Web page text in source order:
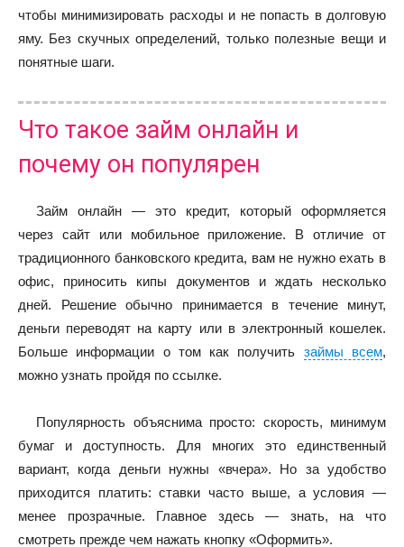
чтобы минимизировать расходы и не попасть в долговую
яму. Без скучных определений, только полезные вещи и
понятные шаги.
Что такое займ онлайн и
почему он популярен
Займ онлайн — это кредит, который оформляется
через сайт или мобильное приложение. В отличие от
традиционного банковского кредита, вам не нужно ехать в
офис, приносить кипы документов и ждать несколько
дней. Решение обычно принимается в течение минут,
деньги переводят на карту или в электронный кошелек.
Больше информации о том как получить займы всем,
можно узнать пройдя по ссылке.
Популярность объяснима просто: скорость, минимум
бумаг и доступность. Для многих это единственный
вариант, когда деньги нужны «вчера». Но за удобство
приходится платить: ставки часто выше, а условия —
менее прозрачные. Главное здесь — знать, на что
смотреть прежде чем нажать кнопку «Оформить».